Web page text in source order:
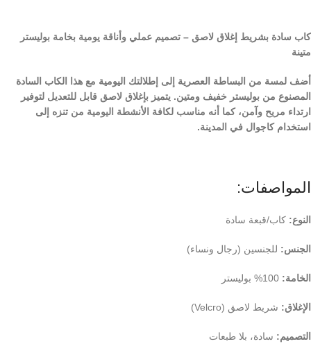
كاب سادة بشريط إغلاق لاصق – تصميم عملي وأناقة يومية بخامة بوليستر
متينة
أضف لمسة من البساطة العصرية إلى إطلالتك اليومية مع هذا الكاب السادة
المصنوع من بوليستر خفيف ومتين. يتميز بإغلاق لاصق قابل للتعديل لتوفير
ارتداء مريح وآمن، كما أنه مناسب لكافة الأنشطة اليومية من تنزه إلى
استخدام كاجوال في المدينة.
المواصفات:
النوع: كاب/قبعة سادة
الجنس: للجنسين (رجال ونساء)
الخامة:
الإغلاق: شريط لاصق (Velcro)
التصميم: سادة، بلا طبعات